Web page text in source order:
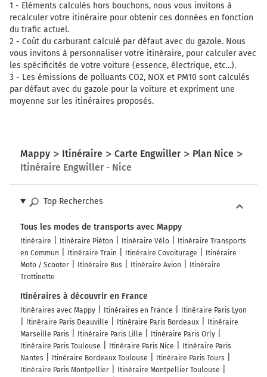
Continuer A9 E35 sur 31 kilomètres
Autostrada dei Laghi
Autostrada dei Laghi
463 km
MILANO
Autostrada dei Laghi
493 km
Prendre à droite et rejoindre A50. Continuer sur 21
kilomètres
A4
E64
TORINO
GENOVA
A7
A1
BOLOGNA
498 km
1 - Eléments calculés hors bouchons, nous vous invitons à
recalculer votre itinéraire pour obtenir ces données en fonction
du trafic actuel.
2 - Coût du carburant calculé par défaut avec du gazole. Nous
vous invitons à personnaliser votre itinéraire, pour calculer avec
les spécificités de votre voiture (essence, électrique, etc...).
3 - Les émissions de polluants CO2, NOX et PM10 sont calculés
par défaut avec du gazole pour la voiture et expriment une
moyenne sur les itinéraires proposés.
Mappy Itinéraire Carte Engwiller
Plan Nice
Itinéraire Engwiller - Nice
Top Recherches
Tous les modes de transports avec Mappy
Itinéraire Itinéraire Piéton Itinéraire Vélo
Itinéraire Transports
en Commun
Itinéraire Train Itinéraire Covoiturage
Itinéraire
Moto / Scooter
Itinéraire Bus Itinéraire Avion
Itinéraire
Trottinette
Itinéraires à découvrir en France
Itinéraires avec Mappy Itinéraires en France
Itinéraire Paris Lyon
Itinéraire Paris Deauville
Itinéraire Paris Bordeaux
Itinéraire
Marseille Paris
Itinéraire Paris Lille
Itinéraire Paris Orly
Itinéraire Paris Toulouse
Itinéraire Paris Nice
Itinéraire Paris
Nantes
Itinéraire Bordeaux Toulouse
Itinéraire Paris Tours
Itinéraire Paris Montpellier
Itinéraire Montpellier Toulouse